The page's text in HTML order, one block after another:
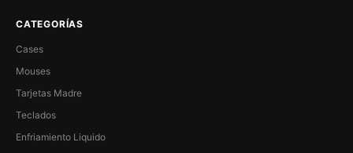
CATEGORÍAS
Cases
Mouses
Tarjetas Madre
Teclados
Enfriamiento Liquido